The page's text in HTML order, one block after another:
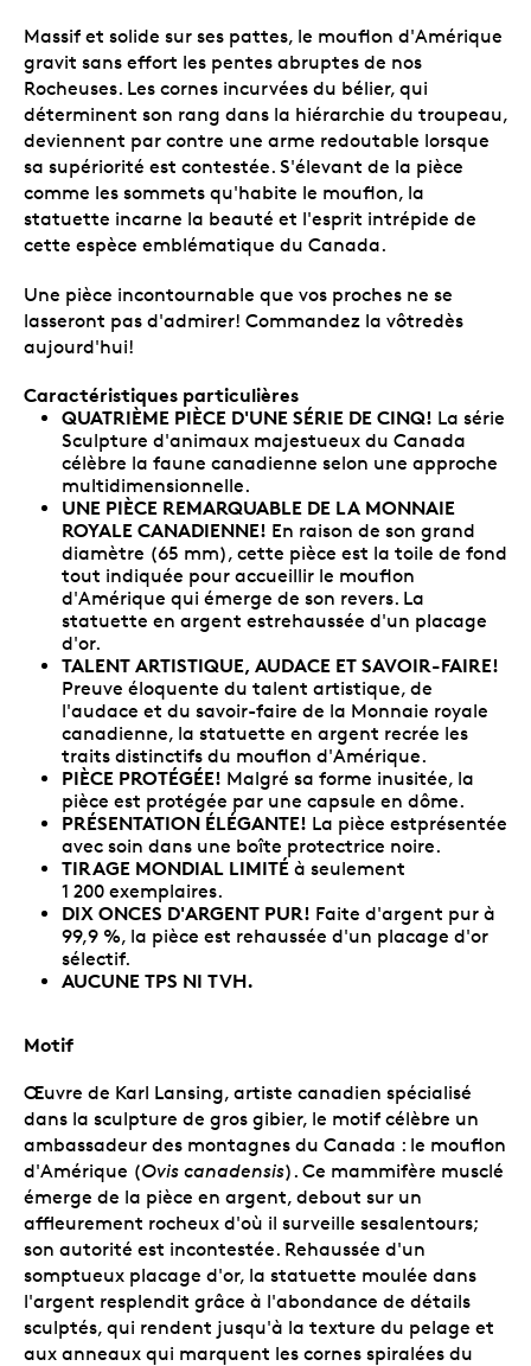
Massif et solide sur ses pattes, le mouflon d'Amérique
gravit sans effort les pentes abruptes de nos
Rocheuses. Les cornes incurvées du bélier, qui
déterminent son rang dans la hiérarchie du troupeau,
deviennent par contre une arme redoutable lorsque
sa supériorité est contestée. S'élevant de la pièce
comme les sommets qu'habite le mouflon, la
statuette incarne la beauté et l'esprit intrépide de
cette espèce emblématique du Canada.
Une pièce incontournable que vos proches ne se
lasseront pas d'admirer! Commandez la vôtredès
aujourd'hui!
Caractéristiques particulières
QUATRIÈME PIÈCE D'UNE SÉRIE DE CINQ! La série
Sculpture d'animaux majestueux du Canada
célèbre la faune canadienne selon une approche
multidimensionnelle.
UNE PIÈCE REMARQUABLE DE LA MONNAIE
ROYALE CANADIENNE! En raison de son grand
diamètre (65 mm), cette pièce est la toile de fond
tout indiquée pour accueillir le mouflon
d'Amérique qui émerge de son revers. La
statuette en argent estrehaussée d'un placage
d'or.
TALENT ARTISTIQUE, AUDACE ET SAVOIR-FAIRE!
Preuve éloquente du talent artistique, de
l'audace et du savoir-faire de la Monnaie royale
canadienne, la statuette en argent recrée les
traits distinctifs du mouflon d'Amérique.
PIÈCE PROTÉGÉE! Malgré sa forme inusitée, la
pièce est protégée par une capsule en dôme.
PRÉSENTATION ÉLÉGANTE! La pièce estprésentée
avec soin dans une boîte protectrice noire.
TIRAGE MONDIAL LIMITÉ à seulement
1 200 exemplaires.
DIX ONCES D'ARGENT PUR! Faite d'argent pur à
99,9 %, la pièce est rehaussée d'un placage d'or
sélectif.
AUCUNE TPS NI TVH.
Motif
Œuvre de Karl Lansing, artiste canadien spécialisé
dans la sculpture de gros gibier, le motif célèbre un
ambassadeur des montagnes du Canada : le mouflon
d'Amérique (Ovis canadensis). Ce mammifère musclé
émerge de la pièce en argent, debout sur un
affleurement rocheux d'où il surveille sesalentours;
son autorité est incontestée. Rehaussée d'un
somptueux placage d'or, la statuette moulée dans
l'argent resplendit grâce à l'abondance de détails
sculptés, qui rendent jusqu'à la texture du pelage et
aux anneaux qui marquent les cornes spiralées du